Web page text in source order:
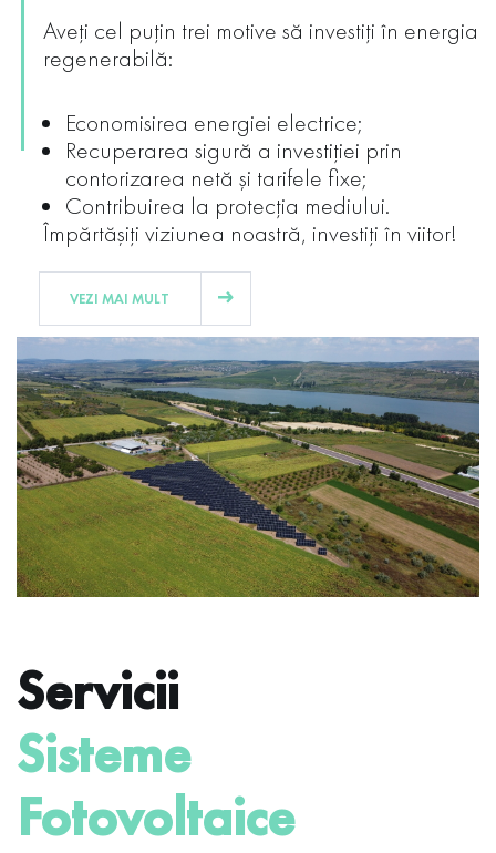
Aveți cel puțin trei motive să investiți în energia
regenerabilă:
Economisirea energiei electrice;
Recuperarea sigură a investiției prin
contorizarea netă și tarifele fixe;
Contribuirea la protecția mediului.
Împărtășiți viziunea noastră, investiți în viitor!
VEZI MAI MULT
Servicii
Sisteme
Fotovoltaice